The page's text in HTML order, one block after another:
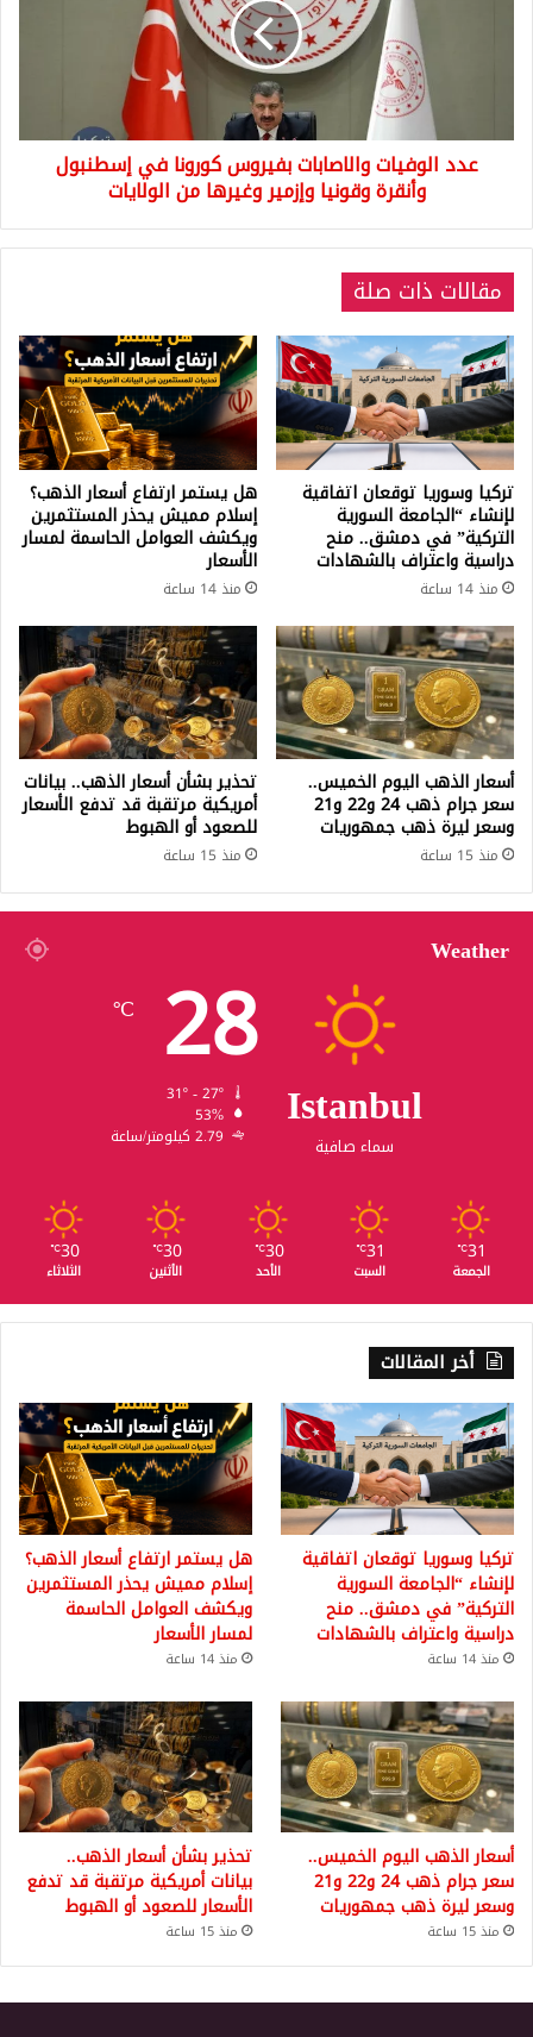
وقونيا
الولايات
عدد الوفيات والاصابات بفيروس كورونا في إسطنبول
وأنقرة وقونيا وإزمير وغيرها من الولايات
مقالات ذات صلة
تركيا وسوريا توقعان اتفاقية
لإنشاء “الجامعة السورية
التركية” في دمشق.. منح
دراسية واعتراف بالشهادات
منذ 14 ساعة
هل يستمر ارتفاع أسعار الذهب؟
إسلام مميش يحذر المستثمرين
ويكشف العوامل الحاسمة لمسار
الأسعار
منذ 14 ساعة
أسعار الذهب اليوم الخميس..
سعر جرام ذهب 24 و22 و21
وسعر ليرة ذهب جمهوريات
منذ 15 ساعة
تحذير بشأن أسعار الذهب.. بيانات
أمريكية مرتقبة قد تدفع الأسعار
للصعود أو الهبوط
منذ 15 ساعة
Weather
Istanbul
سماء صافية
28
℃
53%
2.79 كيلومتر/ساعة
31
℃
الجمعة
31
℃
السبت
30
℃
الأحد
30
℃
الأثنين
30
℃
الثلاثاء
أخر المقالات
تركيا وسوريا توقعان اتفاقية
لإنشاء “الجامعة السورية
التركية” في دمشق.. منح
دراسية واعتراف بالشهادات
منذ 14 ساعة
هل يستمر ارتفاع أسعار الذهب؟
إسلام مميش يحذر المستثمرين
ويكشف العوامل الحاسمة
لمسار الأسعار
منذ 14 ساعة
أسعار الذهب اليوم الخميس..
سعر جرام ذهب 24 و22 و21
وسعر ليرة ذهب جمهوريات
منذ 15 ساعة
تحذير بشأن أسعار الذهب..
بيانات أمريكية مرتقبة قد تدفع
الأسعار للصعود أو الهبوط
منذ 15 ساعة